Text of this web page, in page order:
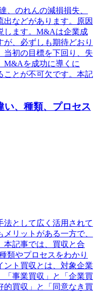
、のれんの減損損失、
などがあります。原因
します。M&Aは企業成
、必ずしも期待どおり
当初の目標を下回り、失
M&Aを成功に導くに
ことが不可欠です。本記
、種類、プロセス
法として広く活用されて
リットがある一方で、
本記事では、買収と合
類やプロセスをわかり
ント買収とは、対象企業
「事業買収」と「企業買
的買収」と「同意なき買